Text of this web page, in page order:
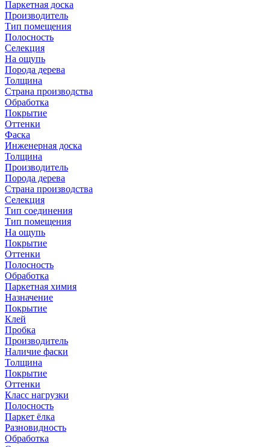
Паркетная доска
Производитель
Тип помещения
Полосность
Селекция
На ощупь
Порода дерева
Толщина
Страна производства
Обработка
Покрытие
Оттенки
Фаска
Инженерная доска
Толщина
Производитель
Порода дерева
Страна производства
Селекция
Тип соединения
Тип помещения
На ощупь
Покрытие
Оттенки
Полосность
Обработка
Паркетная химия
Назначение
Покрытие
Клей
Пробка
Производитель
Наличие фаски
Толщина
Покрытие
Оттенки
Класс нагрузки
Полосность
Паркет ёлка
Разновидность
Обработка